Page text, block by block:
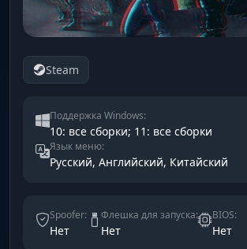
Steam
Поддержка Windows:
10: все сборки; 11: все сборки
Язык меню:
Русский, Английский, Китайский
Spoofer:
Нет
Флешка для запуска:
Нет
BIOS:
Нет